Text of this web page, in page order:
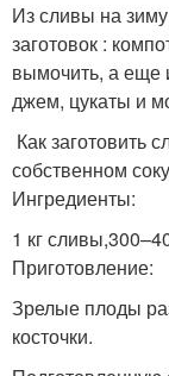
Из сливы на
заготовок :
вымочить, а еще
джем, цукаты и
Как заготовить
собственном
Ингредиенты:
1 кг
Приготовление:
Зрелые плоды
косточки.